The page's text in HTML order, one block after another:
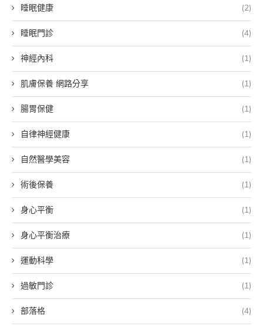
睡眠健康 (2)
睡眠門診 (4)
神經內科 (1)
肌膚保養 網路分享 (1)
腸胃保健 (1)
自律神經健康 (1)
自然醫學美容 (1)
術後保養 (1)
身心平衡 (1)
身心平衡治療 (1)
運動科學 (1)
過敏門診 (1)
部落格 (4)